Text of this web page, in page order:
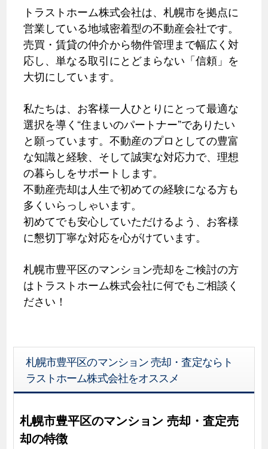
トラストホーム株式会社は、札幌市を拠点に
営業している地域密着型の不動産会社です。
売買・賃貸の仲介から物件管理まで幅広く対
応し、単なる取引にとどまらない「信頼」を
大切にしています。
私たちは、お客様一人ひとりにとって最適な
選択を導く“住まいのパートナー”でありたい
と願っています。不動産のプロとしての豊富
な知識と経験、そして誠実な対応力で、理想
の暮らしをサポートします。
不動産売却は人生で初めての経験になる方も
多くいらっしゃいます。
初めてでも安心していただけるよう、お客様
に懇切丁寧な対応を心がけています。
札幌市豊平区のマンション売却をご検討の方
はトラストホーム株式会社に何でもご相談く
ださい！
札幌市豊平区のマンション 売却・査定ならト
ラストホーム株式会社をオススメ
札幌市豊平区のマンション 売却・査定売
却の特徴